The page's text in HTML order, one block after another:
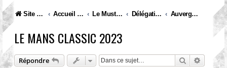
Site internet MCF Accueil Forum Le Mustang Club de France Délégations et rassemblements : discutons en ! Auvergne Rhône Alpes
LE MANS CLASSIC 2023
Répondre Rechercher